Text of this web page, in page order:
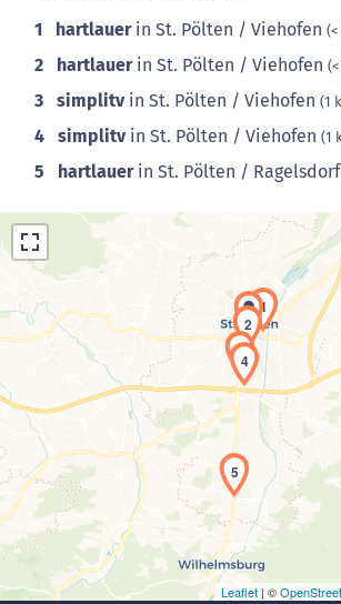
1 hartlauerin St. Pölten / Viehofen
2 hartlauerin St. Pölten / Viehofen
3 simplitvin St. Pölten / Viehofen (1
4 simplitvin St. Pölten / Viehofen (1
5 hartlauerin St. Pölten / Ragelsdorf
Laden der Karte...
1
2
3
4
5
Leaflet | ©